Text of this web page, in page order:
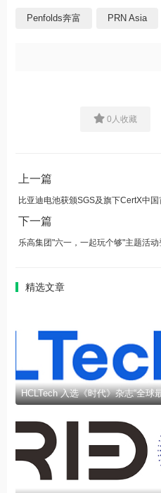
Penfolds奔富 PRN Asia
0 人收藏
上一篇
下一篇
精选文章
HCLTech 入选《时代》杂志“全球